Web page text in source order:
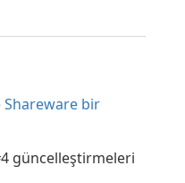
Shareware bir
güncelleştirmeleri